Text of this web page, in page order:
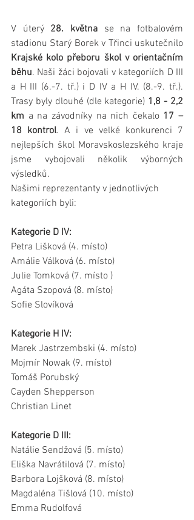
V úterý 28. května se na fotbalovém
Krajské kolo přeboru škol v orientačním
běhu. Naši žáci bojovali v kategoriích D III
a H III (6.-7. tř.) i D IV a H IV. (8.-9. tř.).
Trasy byly dlouhé (dle kategorie) 1,8 - 2,2
km a na závodníky na nich čekalo 17 –
18 kontrol. A i ve velké konkurenci 7
nejlepších škol Moravskoslezského kraje
jsme vybojovali několik výborných
výsledků.
Našimi reprezentanty v jednotlivých
kategoriích byli:
Kategorie D IV:
Petra Lišková (4. místo)
Amálie Válková (6. místo)
Julie Tomková (7. místo )
Agáta Szopová (8. místo)
Sofie Slovíková
Kategorie H IV:
Marek Jastrzembski (4. místo)
Mojmír Nowak (9. místo)
Tomáš Porubský
Cayden Shepperson
Christian Linet
Kategorie D III:
Natálie Sendžová (5. místo)
Eliška Navrátilová (7. místo)
Barbora Lojšková (8. místo)
Magdaléna Tišlová (10. místo)
Emma Rudolfová